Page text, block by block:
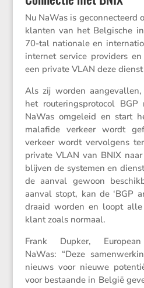
Nu NaWas is gecon­nec­teerd
klanten van het Belgi­sche
70-tal natio­nale en
internet service provi­ders
een private VLAN deze
Als zij worden
het route­rings­pro­tocol
NaWas omgeleid en start
malafide verkeer wordt
verkeer wordt vervol­gens
private VLAN van BNIX
blijven de systemen en
de aanval gewoon
aanval stopt, kan de ‘BGP
draaid worden en loopt
klant zoals normaal.
Frank Dupker,
NaWas: “Deze
nieuws voor nieuwe
voor bestaande in België